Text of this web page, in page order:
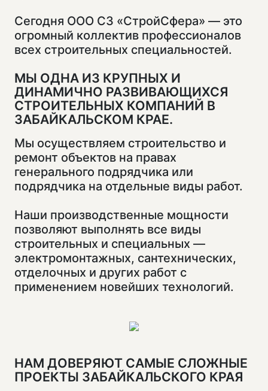
Сегодня ООО СЗ «СтройСфера» — это
огромный коллектив профессионалов
всех строительных специальностей.
МЫ ОДНА ИЗ КРУПНЫХ И
ДИНАМИЧНО РАЗВИВАЮЩИХСЯ
СТРОИТЕЛЬНЫХ КОМПАНИЙ В
ЗАБАЙКАЛЬСКОМ КРАЕ.
Мы осуществляем строительство и
ремонт объектов на правах
генерального подрядчика или
подрядчика на отдельные виды работ.
Наши производственные мощности
позволяют выполнять все виды
строительных и специальных —
электромонтажных, сантехнических,
отделочных и других работ с
применением новейших технологий.
НАМ ДОВЕРЯЮТ САМЫЕ СЛОЖНЫЕ
ПРОЕКТЫ ЗАБАЙКАЛЬСКОГО КРАЯ